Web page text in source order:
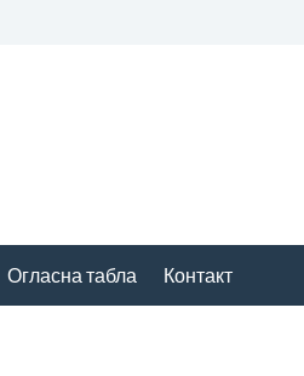
Огласна табла Контакт